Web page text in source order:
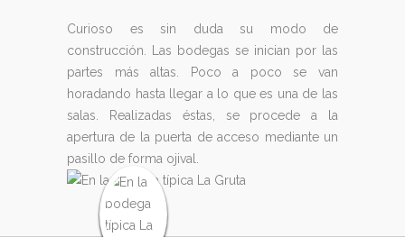
Curioso es sin duda su modo de
construcción. Las bodegas se inician por las
partes más altas. Poco a poco se van
horadando hasta llegar a lo que es una de las
salas. Realizadas éstas, se procede a la
apertura de la puerta de acceso mediante un
pasillo de forma ojival.